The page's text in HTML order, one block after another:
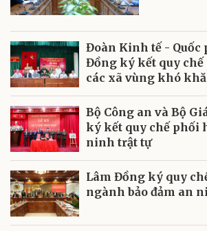
Đoàn Kinh tế - Quốc
Đồng ký kết quy
các xã vùng khó
Bộ Công an và Bộ
ký kết quy chế phối
ninh trật tự
Lâm Đồng ký quy
ngành bảo đảm an